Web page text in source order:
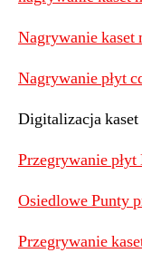
Nagrywanie kaset
Nagrywanie płyt
Digitalizacja
Przegrywanie
Osiedlowe Punty
Przegrywanie